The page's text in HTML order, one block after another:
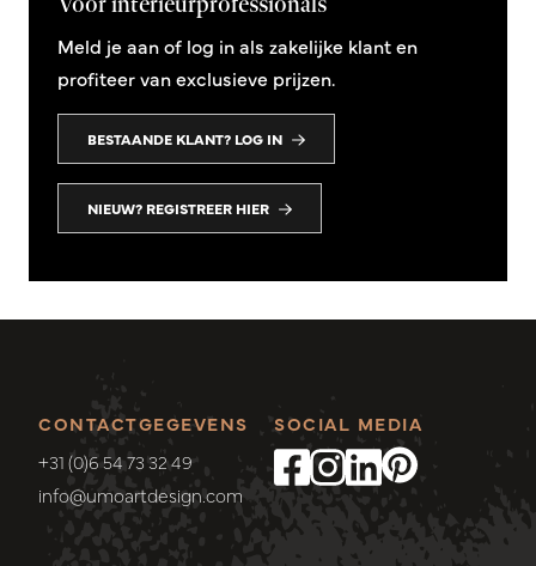
Meld je aan of log in als zakelijke klant en
profiteer van exclusieve prijzen.
BESTAANDE KLANT? LOG IN
NIEUW? REGISTREER HIER
CONTACTGEGEVENS
+31 (0)6 54 73 32 49
info@umoartdesign.com
SOCIAL MEDIA